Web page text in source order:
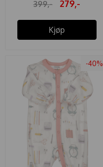
399,- 279,-
Kjøp
-40%